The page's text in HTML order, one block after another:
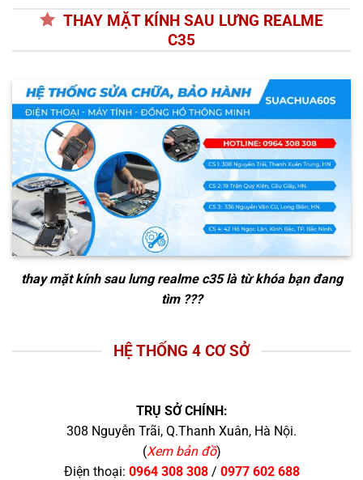
THAY MẶT KÍNH SAU LƯNG REALME
C35
thay mặt kính sau lưng realme c35là từ khóa bạn đang
tìm ???
HỆ THỐNG 4 CƠ SỞ
TRỤ SỞ CHÍNH:
308 Nguyễn Trãi, Q.Thanh Xuân, Hà Nội.
(Xem bản đồ)
Điện thoại: 0964 308 308/ 0977 602 688